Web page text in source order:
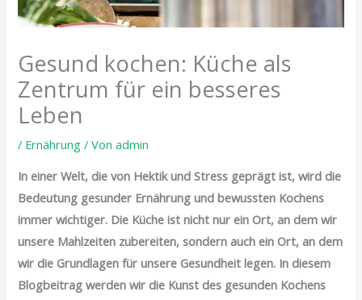
Gesund kochen: Küche als
Zentrum für ein besseres
Leben
/ Ernährung / Vonadmin
In einer Welt, die von Hektik und Stress geprägt ist, wird die
Bedeutung gesunder Ernährung und bewussten Kochens
immer wichtiger. Die Küche ist nicht nur ein Ort, an dem wir
unsere Mahlzeiten zubereiten, sondern auch ein Ort, an dem
wir die Grundlagen für unsere Gesundheit legen. In diesem
Blogbeitrag werden wir die Kunst des gesunden Kochens